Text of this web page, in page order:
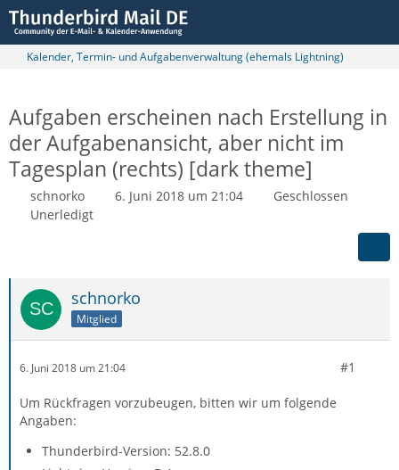
Kalender, Termin- und Aufgabenverwaltung (ehemals Lightning)
Aufgaben erscheinen nach Erstellung in
der Aufgabenansicht, aber nicht im
Tagesplan (rechts) [dark theme]
schnorko 6. Juni 2018 um 21:04
Geschlossen
Unerledigt
schnorko
Mitglied
6. Juni 2018 um 21:04 #1
Um Rückfragen vorzubeugen, bitten wir um folgende
Angaben:
Thunderbird-Version: 52.8.0